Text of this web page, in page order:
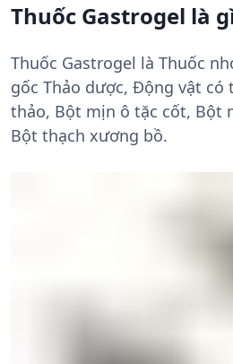
Thuốc Gastrogel là
Thuốc Gastrogel là Thuốc
gốc Thảo dược, Động vật có
thảo, Bột mịn ô tặc cốt, Bột
Bột thạch xương bồ.